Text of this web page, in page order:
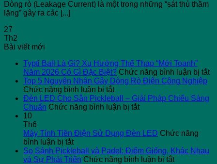
Dòng rò (Leakage Current) là một trong những “sát thủ thầm
lặng” gây ra các [...]
27
Th2
Bài viết mới
Typti Ball Là Gì? Xu Hướng Thể Thao “Mới Toanh”
Năm 2026 Có Gì Đặc Biệt? Chức năng bình luận bị tắtở
Top 5 Nguyên Nhân Gây Dòng Rò Điện Công Nghiệp
Chức năng bình luận bị tắtở
Top
5
Gây
Rò
Điện
Đèn LED Cho Sân Pickleball – Giải Pháp Chiếu Sáng
Chuẩn Chức năng bình luận bị tắtở
Cho
Pickleball
–
10
Th6
Máy Tính Tiền Điện Sử Dụng Đèn LED Chức năng
bình luận bị tắtở
Máy
Tính
So Sánh Pickleball và Padel: Điểm Giống, Khác Nhau
và Sự Phát Triển Chức năng bình luận bị tắtở